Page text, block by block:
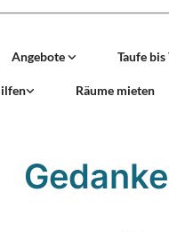
Angebote Taufe
Räume mieten